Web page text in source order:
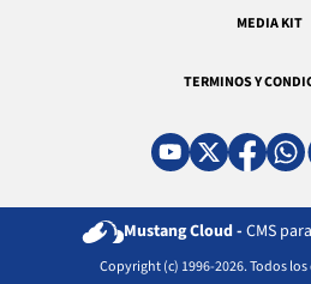
MEDIA KIT
TERMINOS Y
Mustang Cloud - CMS
Copyright (c) 1996-2026. Todos